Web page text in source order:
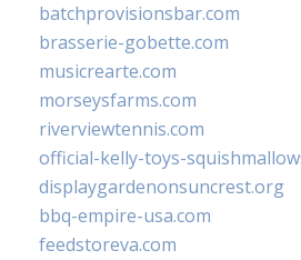
batchprovisionsbar.com
brasserie-gobette.com
musicrearte.com
morseysfarms.com
riverviewtennis.com
official-kelly-toys-
displaygardenonsuncrest.org
bbq-empire-usa.com
feedstoreva.com